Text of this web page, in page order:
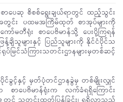
ာပေဆု စိစစ်ရွေးချယ်ရာတွင် ထည့်သွင်း
အတွင်း ပထမအကြိမ်ထုတ် စာအုပ်များကို
ော်မတီရုံး စာပေဗိမာန်သို့ ပေးပို့ကြရန်
ချိသူများနှင့် ပြည်သူများကို နိုင်ငံပိုင်သ
ပ်မြင်သံကြားသတင်းဌာနများမှတစ်ဆင့်
င်ခွင့်နှင့် မှတ်ပုံတင်ဌာနခွဲမှ တစ်မျိုးလျှင်
စာပေဗိမာန်ရုံးက လက်ခံရရှိကြောင်း